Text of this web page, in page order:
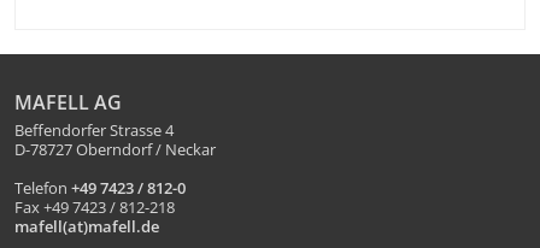
MAFELL AG
Beffendorfer Strasse 4
D-78727 Oberndorf / Neckar
Telefon +49 7423 / 812-0
Fax +49 7423 / 812-218
mafell(at)mafell.de